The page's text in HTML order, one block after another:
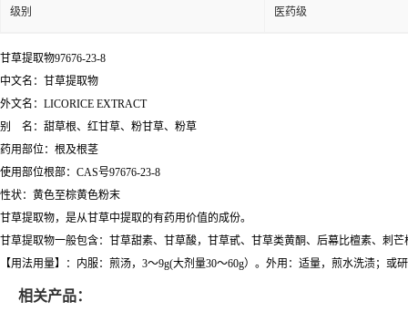
级别 医药级
甘草提取物97676-23-8
中文名：甘草提取物
外文名：LICORICE EXTRACT
别 名：甜草根、红甘草、粉甘草、粉草
药用部位：根及根茎
使用部位根部：CAS号97676-23-8
性状：黄色至棕黄色粉末
甘草提取物，是从甘草中提取的有药用价值的成份。
甘草提取物一般包含：甘草甜素、甘草酸，甘草甙、甘草类黄酮、后幕比檀素、刺
【用法用量】：内服：煎汤，3～9g(大剂量30～60g）。外用：适量，煎水洗渍；或
相关产品：